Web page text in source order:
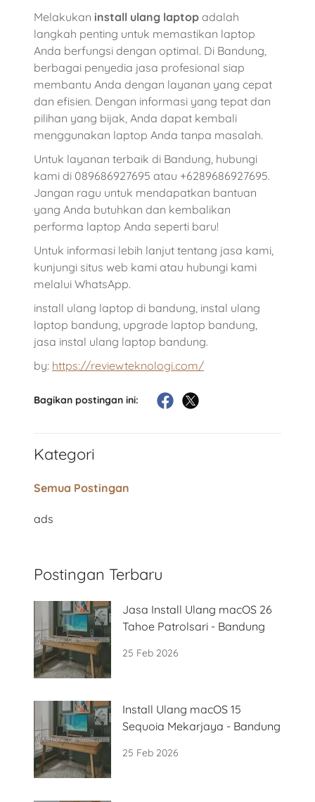
Melakukan install ulang laptop adalah
langkah penting untuk memastikan laptop
Anda berfungsi dengan optimal. Di Bandung,
berbagai penyedia jasa profesional siap
membantu Anda dengan layanan yang cepat
dan efisien. Dengan informasi yang tepat dan
pilihan yang bijak, Anda dapat kembali
menggunakan laptop Anda tanpa masalah.
Untuk layanan terbaik di Bandung, hubungi
kami di 089686927695 atau +6289686927695.
Jangan ragu untuk mendapatkan bantuan
yang Anda butuhkan dan kembalikan
performa laptop Anda seperti baru!
Untuk informasi lebih lanjut tentang jasa kami,
kunjungi situs web kami atau hubungi kami
melalui WhatsApp.
install ulang laptop di bandung, instal ulang
laptop bandung, upgrade laptop bandung,
jasa instal ulang laptop bandung.
by: https://reviewteknologi.com/
Bagikan postingan ini:
Kategori
Semua Postingan
ads
Postingan Terbaru
Jasa Install Ulang macOS 26
Tahoe Patrolsari - Bandung
25 Feb 2026
Install Ulang macOS 15
Sequoia Mekarjaya - Bandung
25 Feb 2026